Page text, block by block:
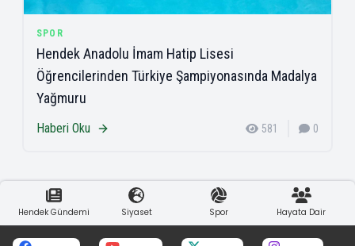
SPOR
Hendek Anadolu İmam Hatip Lisesi
Öğrencilerinden Türkiye Şampiyonasında Madalya
Yağmuru
Haberi Oku 581 0
Hendek Gündemi Siyaset Spor Hayata Dair